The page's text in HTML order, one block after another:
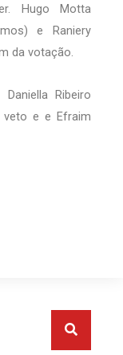
Hugo Motta
e Raniery
da votação.
Ribeiro
e e Efraim